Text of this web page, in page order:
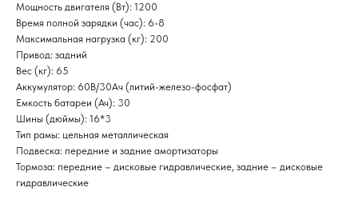
Мощность двигателя (Вт): 1200
Время полной зарядки (час): 6-8
Максимальная нагрузка (кг): 200
Привод: задний
Вес (кг): 65
Аккумулятор: 60В/30Aч (литий-железо-фосфат)
Емкость батареи (Ач): 30
Шины (дюймы): 16*3
Тип рамы: цельная металлическая
Подвеска: передние и задние амортизаторы
Тормоза: передние – дисковые гидравлические, задние – дисковые
гидравлические
Вопросы и ответы
>
FAQS